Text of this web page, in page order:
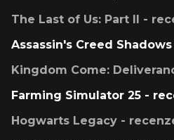
The Last of Us: Part II -
Assassin's Creed
Kingdom Come:
Farming Simulator 25 -
Hogwarts Legacy -